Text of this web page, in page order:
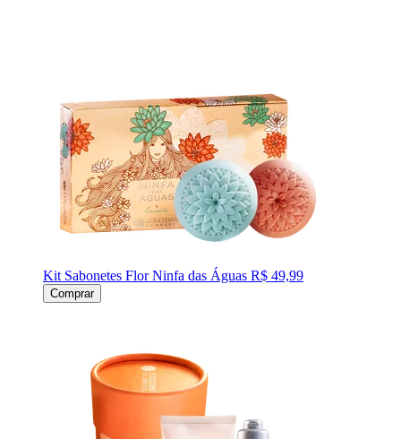
Kit Sabonetes Flor Ninfa das Águas R$ 49,99
Comprar